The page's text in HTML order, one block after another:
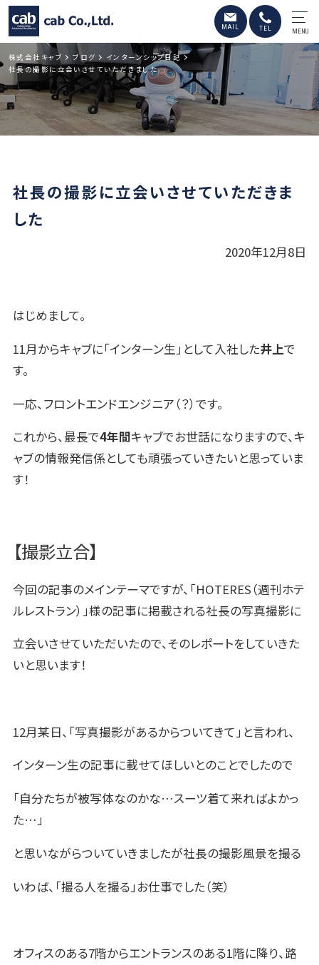
MENU
株式会社キャブ ブログ
インターンシップ日記
社長の撮影に立会いさせていただきました
社長の撮影に立会いさせていただきま
した
2020年12月8日
はじめまして。
11月からキャブに「インターン生」として入社した井上で
す。
一応、フロントエンドエンジニア（？）です。
これから、最長で4年間キャブでお世話になりますので、キ
ャブの情報発信係としても頑張っていきたいと思っていま
す！
【撮影立合】
今回の記事のメインテーマですが、「HOTERES（週刊ホテ
ルレストラン）」様の記事に掲載される社長の写真撮影に
立会いさせていただいたので、そのレポートをしていきた
いと思います！
12月某日、「写真撮影があるからついてきて」と言われ、
インターン生の記事に載せてほしいとのことでしたので
「自分たちが被写体なのかな…スーツ着て来ればよかっ
た…」
と思いながらついていきましたが社長の撮影風景を撮る
いわば、「撮る人を撮る」お仕事でした（笑）
オフィスのある7階からエントランスのある1階に降り、路